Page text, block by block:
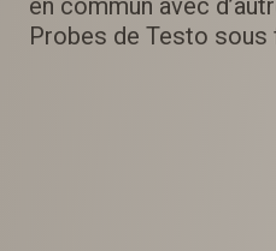
en commun avec
Probes de Testo